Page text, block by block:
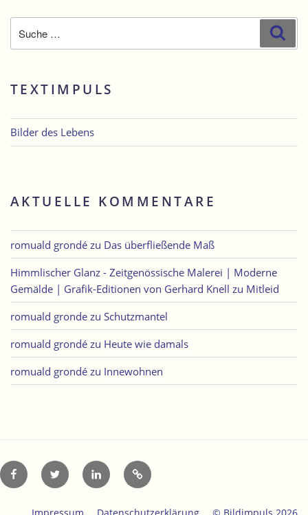
nach:
TEXTIMPULS
Bilder des Lebens
AKTUELLE KOMMENTARE
romuald grondé zu Das überfließende Maß
Himmlischer Glanz - Zeitgenössische Malerei | Moderne
Gemälde | Grafik-Editionen von Gerhard Knell zu Mitleid
romuald gronde zu Schutzmantel
romuald grondé zu Heute wie damals
romuald grondé zu Innewohnen
FacebookTwitter LinkedInXing